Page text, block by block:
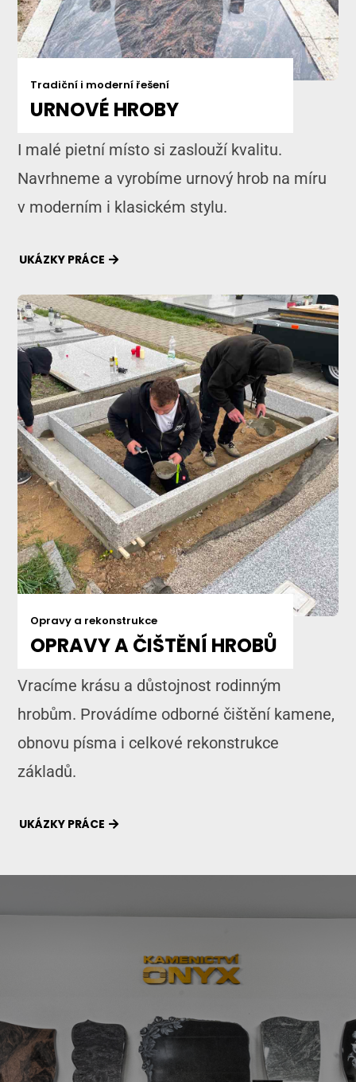
Tradiční i moderní řešení
URNOVÉ HROBY
I malé pietní místo si zaslouží kvalitu.
Navrhneme a vyrobíme urnový hrob na míru
v moderním i klasickém stylu.
UKÁZKY PRÁCE
Opravy a rekonstrukce
OPRAVY A ČIŠTĚNÍ HROBŮ
Vracíme krásu a důstojnost rodinným
hrobům. Provádíme odborné čištění kamene,
obnovu písma i celkové rekonstrukce
základů.
UKÁZKY PRÁCE